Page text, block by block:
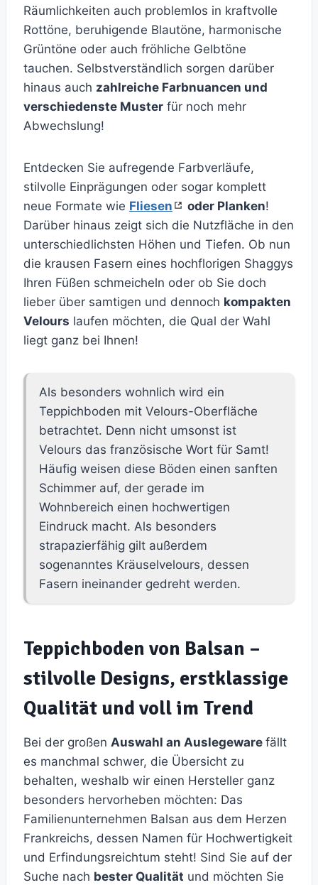
Räumlichkeiten auch problemlos in kraftvolle
Rottöne, beruhigende Blautöne, harmonische
Grüntöne oder auch fröhliche Gelbtöne
tauchen. Selbstverständlich sorgen darüber
hinaus auch zahlreiche Farbnuancen und
verschiedenste Muster für noch mehr
Abwechslung!
Entdecken Sie aufregende Farbverläufe,
stilvolle Einprägungen oder sogar komplett
neue Formate wie Fliesen oder Planken!
Darüber hinaus zeigt sich die Nutzfläche in den
unterschiedlichsten Höhen und Tiefen. Ob nun
die krausen Fasern eines hochflorigen Shaggys
Ihren Füßen schmeicheln oder ob Sie doch
lieber über samtigen und dennoch kompakten
Velours laufen möchten, die Qual der Wahl
liegt ganz bei Ihnen!
Als besonders wohnlich wird ein
Teppichboden mit Velours-Oberfläche
betrachtet. Denn nicht umsonst ist
Velours das französische Wort für Samt!
Häufig weisen diese Böden einen sanften
Schimmer auf, der gerade im
Wohnbereich einen hochwertigen
Eindruck macht. Als besonders
strapazierfähig gilt außerdem
sogenanntes Kräuselvelours, dessen
Fasern ineinander gedreht werden.
Teppichboden von Balsan –
stilvolle Designs, erstklassige
Qualität und voll im Trend
Bei der großen Auswahl an Auslegeware fällt
es manchmal schwer, die Übersicht zu
behalten, weshalb wir einen Hersteller ganz
besonders hervorheben möchten: Das
Familienunternehmen Balsan aus dem Herzen
Frankreichs, dessen Namen für Hochwertigkeit
und Erfindungsreichtum steht! Sind Sie auf der
Suche nach bester Qualität und möchten Sie